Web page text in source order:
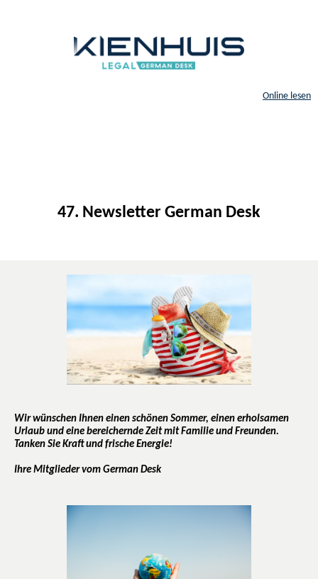
Online lesen
47. Newsletter German Desk
Wir wünschen Ihnen einen schönen Sommer, einen erholsamen
Urlaub und eine bereichernde Zeit mit Familie und Freunden.
Tanken Sie Kraft und frische Energie!
Ihre Mitglieder vom German Desk